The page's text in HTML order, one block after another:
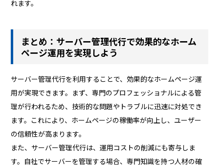
れます。
まとめ：サーバー管理代行で効果的なホーム
ページ運用を実現しよう
サーバー管理代行を利用することで、効果的なホームページ運
用が実現できます。まず、専門のプロフェッショナルによる管
理が行われるため、技術的な問題やトラブルに迅速に対処でき
ます。これにより、ホームページの稼働率が向上し、ユーザー
の信頼性が高まります。
また、サーバー管理代行は、運用コストの削減にも寄与しま
す。自社でサーバーを管理する場合、専門知識を持つ人材の確